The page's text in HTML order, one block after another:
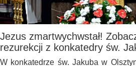
Jezus zmartwychwstał!
rezurekcji z konkatedry św.
W konkatedrze św. Jakuba w